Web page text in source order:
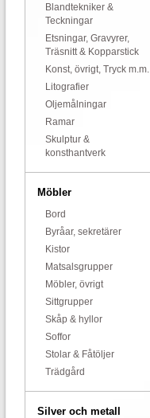
Blandtekniker &
Teckningar
Etsningar, Gravyrer,
Träsnitt & Kopparstick
Konst, övrigt, Tryck m.m.
Litografier
Oljemålningar
Ramar
Skulptur &
konsthantverk
Möbler
Bord
Byråar, sekretärer
Kistor
Matsalsgrupper
Möbler, övrigt
Sittgrupper
Skåp & hyllor
Soffor
Stolar & Fåtöljer
Trädgård
Silver och metall